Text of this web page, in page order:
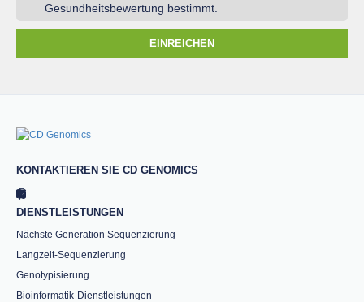
Gesundheitsbewertung bestimmt.
EINREICHEN
KONTAKTIEREN SIE CD GENOMICS
DIENSTLEISTUNGEN
Nächste Generation Sequenzierung
Langzeit-Sequenzierung
Genotypisierung
Bioinformatik-Dienstleistungen